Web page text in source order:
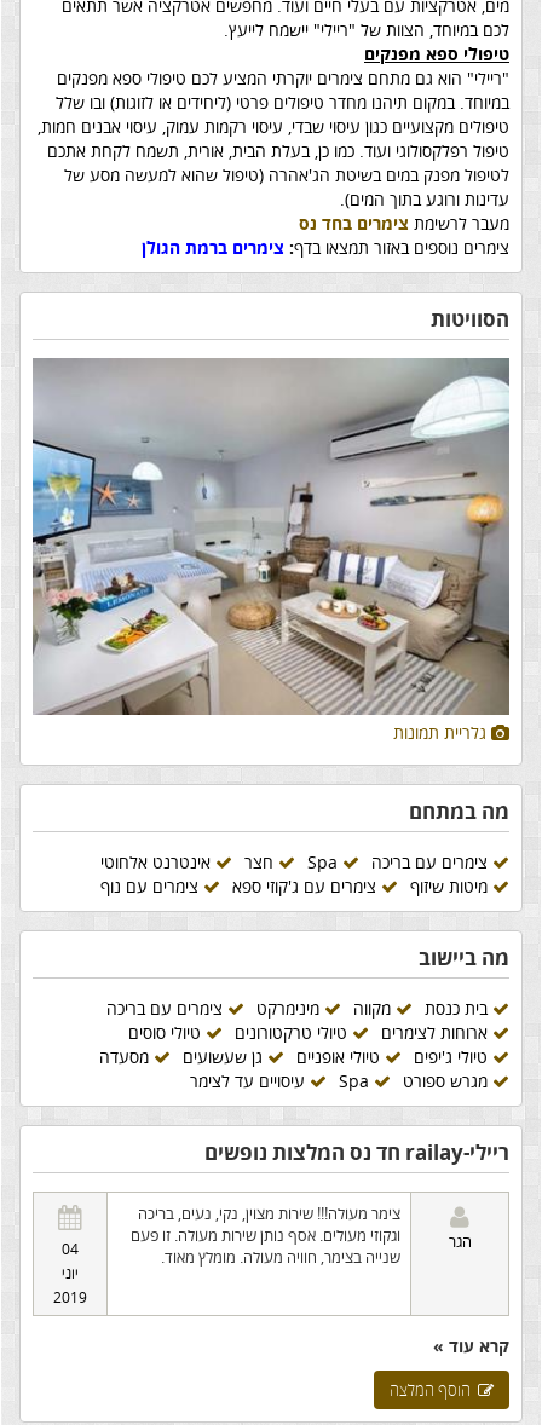
מים, אטרקציות עם בעלי חיים ועוד. מחפשים אטרקציה אשר תתאים
לכם במיוחד, הצוות של "ריילי" יישמח לייעץ.
טיפולי ספא מפנקים
"ריילי" הוא גם מתחם צימרים יוקרתי המציע לכם טיפולי ספא מפנקים
במיוחד. במקום תיהנו מחדר טיפולים פרטי (ליחידים או לזוגות) ובו שלל
טיפולים מקצועיים כגון עיסוי שבדי, עיסוי רקמות עמוק, עיסוי אבנים חמות,
טיפול רפלקסולוגי ועוד. כמו כן, בעלת הבית, אורית, תשמח לקחת אתכם
לטיפול מפנק במים בשיטת הג'אהרה (טיפול שהוא למעשה מסע של
עדינות ורוגע בתוך המים).
מעבר לרשימת צימרים בחד נס
צימרים נוספים באזור תמצאו בדף: צימרים ברמת הגולן
הסוויטות
גלריית תמונות
מה במתחם
צימרים עם בריכה חצר
אינטרנט אלחוטי
מיטות שיזוף
צימרים עם ג'קוזי ספא צימרים עם נוף
מה ביישוב
בית כנסת מקווה מינימרקט
צימרים עם בריכה
ארוחות לצימרים
טיולי טרקטורונים
טיולי סוסים
טיולי ג'יפים
טיולי אופניים גן שעשועים
מסעדה
מגרש ספורט
עיסויים עד לצימר
ריילי-railay חד נס המלצות נופשים
הגר
צימר מעולה!!! שירות מצוין, נקי, נעים, בריכה
וגקוזי מעולים. אסף נותן שירות מעולה. זו פעם
שנייה בצימר, חוויה מעולה. מומלץ מאוד.
04
יוני
2019
קרא עוד »
הוסף המלצה